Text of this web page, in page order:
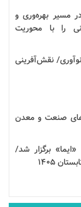
مسیر بهره‌وری و
را با محوریت
نقش‌آفرینی
صنعت و معدن
«ایما» برگزار شد/
۱۴۰۵